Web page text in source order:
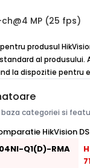
MP (25 fps)
produsul
al
la dispozitie pentru
categoriei si
HikVision
Q1(D)-RMA